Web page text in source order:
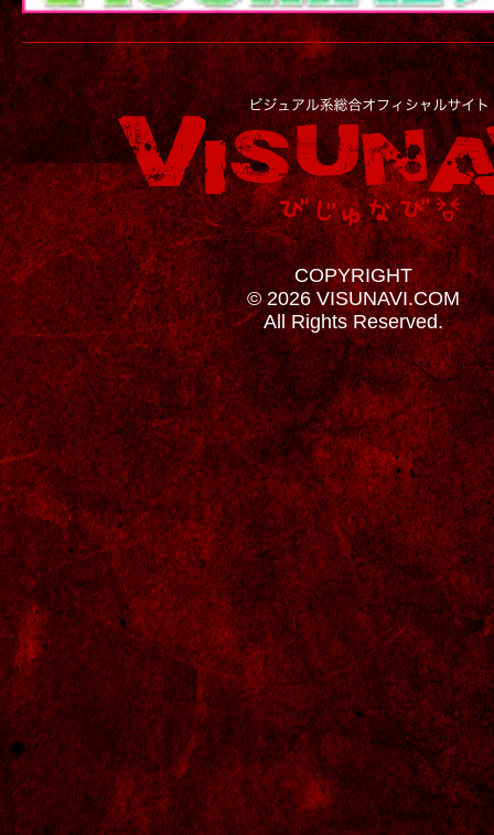
COPYRIGHT
© 2026 VISUNAVI.COM
All Rights Reserved.